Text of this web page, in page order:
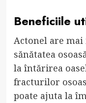
Beneficiile
Actonel are
sănătatea
la întărirea
fracturilor
poate ajuta la